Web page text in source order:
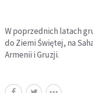
W poprzednich latach
do Ziemi Świętej, na
Armenii i Gruzji.